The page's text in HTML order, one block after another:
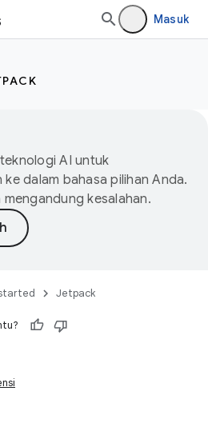
Masuk
AI untuk
dalam bahasa pilihan Anda.
mengandung kesalahan.
Jetpack